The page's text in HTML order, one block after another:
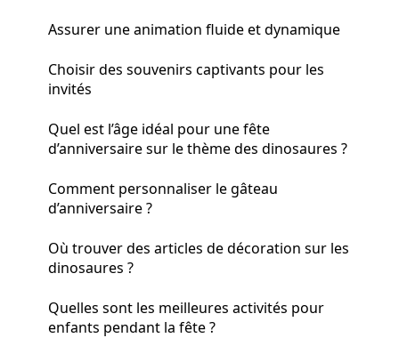
Assurer une animation fluide et dynamique
Choisir des souvenirs captivants pour les
invités
Quel est l’âge idéal pour une fête
d’anniversaire sur le thème des dinosaures ?
Comment personnaliser le gâteau
d’anniversaire ?
Où trouver des articles de décoration sur les
dinosaures ?
Quelles sont les meilleures activités pour
enfants pendant la fête ?